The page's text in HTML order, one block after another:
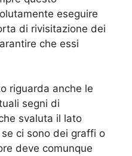
eseguire
di rivisitazione dei
che essi
riguarda anche le
segni di
svaluta il lato
se ci sono dei graffi o
deve comunque